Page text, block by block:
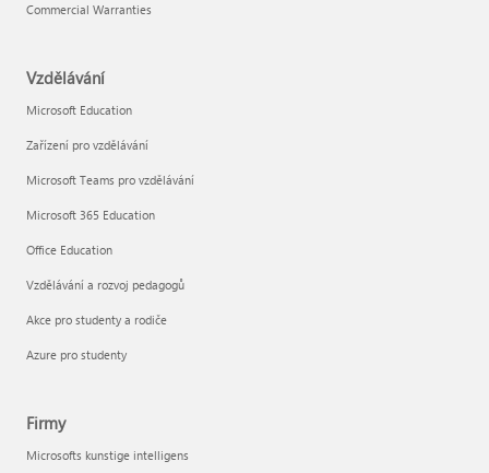
Commercial Warranties
Vzdělávání
Microsoft Education
Zařízení pro vzdělávání
Microsoft Teams pro vzdělávání
Microsoft 365 Education
Office Education
Vzdělávání a rozvoj pedagogů
Akce pro studenty a rodiče
Azure pro studenty
Firmy
Microsofts kunstige intelligens